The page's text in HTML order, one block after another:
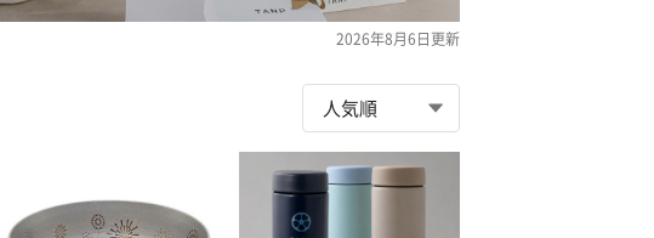
2026年8月6日更新